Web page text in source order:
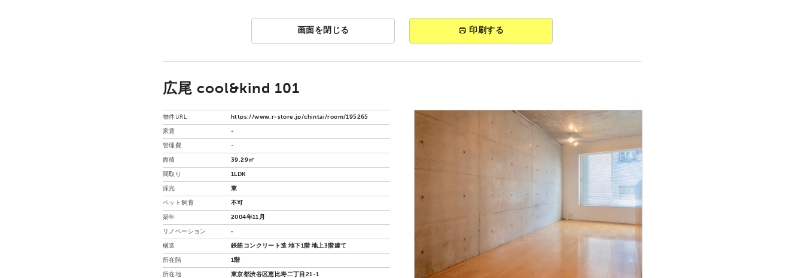
画面を閉じる 印刷する
広尾 cool&kind 101
物件URL https://www.r-store.jp/chintai/room/195265
家賃 -
管理費 -
面積 39.29㎡
間取り 1LDK
採光 東
ペット飼育 不可
築年 2004年11月
リノベーション ‐
構造 鉄筋コンクリート造 地下1階 地上3階建て
所在階 1階
所在地 東京都渋谷区恵比寿二丁目21-1